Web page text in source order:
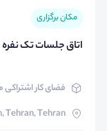
مکان برگزاری
اتاق جلسات تک نفره
فضای کار اشتراکی
Tehran, Tehran